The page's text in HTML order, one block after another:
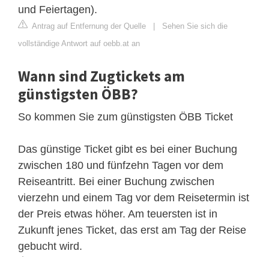
und Feiertagen).
Antrag auf Entfernung der Quelle | Sehen Sie sich die
vollständige Antwort auf oebb.at an
Wann sind Zugtickets am
günstigsten ÖBB?
So kommen Sie zum günstigsten ÖBB Ticket
Das günstige Ticket gibt es bei einer Buchung
zwischen 180 und fünfzehn Tagen vor dem
Reiseantritt. Bei einer Buchung zwischen
vierzehn und einem Tag vor dem Reisetermin ist
der Preis etwas höher. Am teuersten ist in
Zukunft jenes Ticket, das erst am Tag der Reise
gebucht wird.